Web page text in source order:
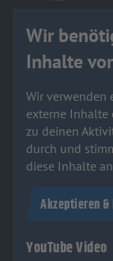
Wir
Inhalte
Wir verwenden
externe Inhalte
zu deinen
durch und
diese Inhalte
Akzeptieren
YouTube Video